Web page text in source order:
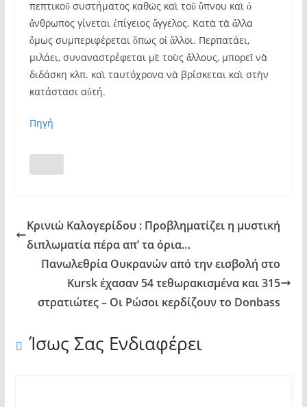
πεπτικοῦ συστήματος καθὼς καὶ τοῦ ὕπνου καὶ ὁ
ἄνθρωπος γίνεται ἐπίγειος ἄγγελος. Κατὰ τὰ ἄλλα
ὅμως συμπεριφέρεται ὅπως οἱ ἄλλοι. Περπατάει,
μιλάει, συναναστρέφεται μὲ τοὺς ἄλλους, μπορεῖ νὰ
διδάσκη κλπ. καὶ ταυτόχρονα νὰ βρίσκεται καὶ στὴν
κατάστασι αὐτή.
Πηγή
Κρινιώ Καλογερίδου : Προβληματίζει η μυστική
διπλωματία πέρα απ’ τα όρια…
Πανωλεθρία Ουκρανών από την εισβολή στο
Kursk έχασαν 54 τεθωρακισμένα και 315
στρατιώτες – Οι Ρώσοι κερδίζουν το Donbass
Ίσως Σας Ενδιαφέρει